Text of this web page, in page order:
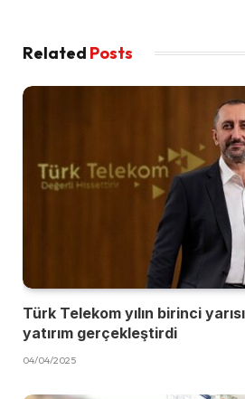
Related Posts
Türk Telekom yılın birinci
yatırım gerçekleştirdi
04/04/2025